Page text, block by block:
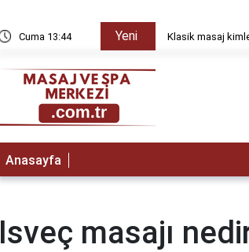
Cuma 13:44 Yeni Klasik masaj
Anasayfa
Isveç masajı